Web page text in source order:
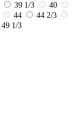
39 1/3
40
44
44 2/3
49 1/3